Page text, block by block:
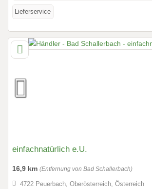
Lieferservice
einfachnatürlich e.U.
16,9 km (Entfernung von Bad Schallerbach)
4722 Peuerbach, Oberösterreich, Österreich